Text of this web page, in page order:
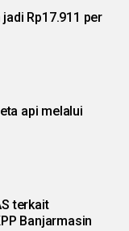
Rp17.911 per
api melalui
terkait
Banjarmasin